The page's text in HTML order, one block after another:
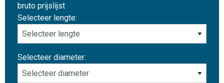
bruto prijslijst
Selecteer lengte:
Selecteer diameter: